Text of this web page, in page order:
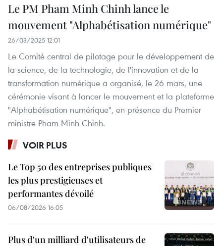
Le PM Pham Minh Chinh lance le
mouvement "Alphabétisation numérique"
26/03/2025 12:01
Le Comité central de pilotage pour le développement de
la science, de la technologie, de l'innovation et de la
transformation numérique a organisé, le 26 mars, une
cérémonie visant à lancer le mouvement et la plateforme
"Alphabétisation numérique", en présence du Premier
ministre Pham Minh Chinh.
VOIR PLUS
Le Top 50 des entreprises publiques
les plus prestigieuses et
performantes dévoilé
06/08/2026 16:05
Plus d'un milliard d'utilisateurs de